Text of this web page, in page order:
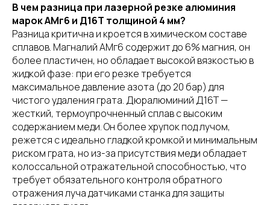
В чем разница при лазерной резке алюминия
марок АМг6 и Д16Т толщиной 4 мм?
Разница критична и кроется в химическом составе
сплавов. Магналий АМг6 содержит до 6% магния, он
более пластичен, но обладает высокой вязкостью в
жидкой фазе: при его резке требуется
максимальное давление азота (до 20 бар) для
чистого удаления грата. Дюралюминий Д16Т —
жесткий, термоупрочненный сплав с высоким
содержанием меди. Он более хрупок под лучом,
режется с идеально гладкой кромкой и минимальным
риском грата, но из-за присутствия меди обладает
колоссальной отражательной способностью, что
требует обязательного контроля обратного
отражения луча датчиками станка для защиты